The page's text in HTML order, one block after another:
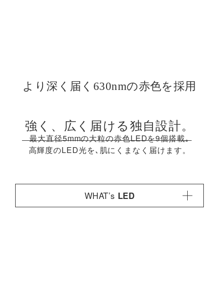
より深く届く 630nmの赤色を採用
強く、広く届ける独自設計。
最大直径5mmの大粒の赤色LEDを9個搭載｡
高輝度のLED光を､ 肌にくまなく届けます。
WHAT’s LED